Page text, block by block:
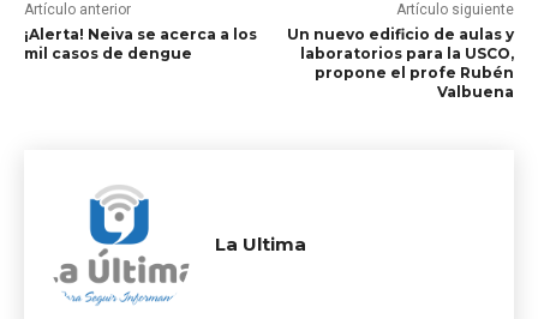
Artículo anterior
¡Alerta! Neiva se acerca a los
mil casos de dengue
Artículo siguiente
Un nuevo edificio de aulas y
laboratorios para la USCO,
propone el profe Rubén
Valbuena
La Ultima